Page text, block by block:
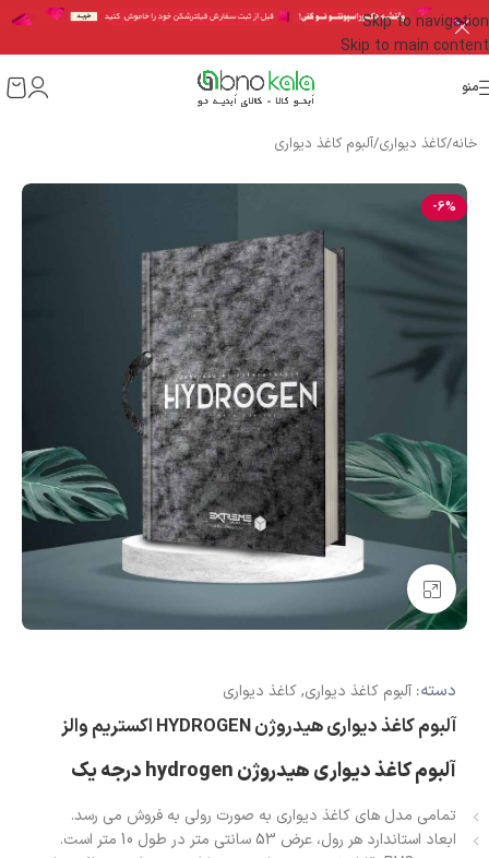
Skip to navigation
Skip to main content
منو
خانه/کاغذ دیواری/آلبوم کاغذ دیواری
-6%
بزرگنمایی تصویر
دسته: آلبوم کاغذ دیواری,کاغذ دیواری
آلبوم کاغذ دیواری هیدروژن HYDROGEN اکستریم والز
آلبوم کاغذ دیواری هیدروژن hydrogen درجه یک
تمامی مدل های کاغذ دیواری به صورت رولی به فروش می رسد.
ابعاد استاندارد هر رول، عرض 53 سانتی متر در طول 10 متر است.